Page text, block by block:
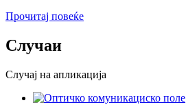
Прочитај повеќе
Случаи
Случај на апликација